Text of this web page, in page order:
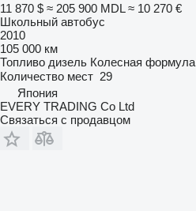
11 870 $ ≈ 205 900 MDL ≈ 10 270 €
Школьный автобус
2010
105 000 км
Топливо дизель Колесная формула
Количество мест 29
Япония
EVERY TRADING Co Ltd
Связаться с продавцом